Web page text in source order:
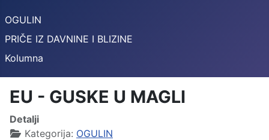
OGULIN
PRIČE IZ DAVNINE I BLIZINE
Kolumna
EU - GUSKE U MAGLI
Detalji
Kategorija: OGULIN